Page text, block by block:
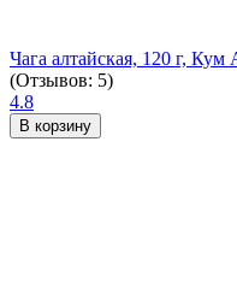
Чага алтайская, 120 г, Кум
(Отзывов: 5)
4.8
В корзину